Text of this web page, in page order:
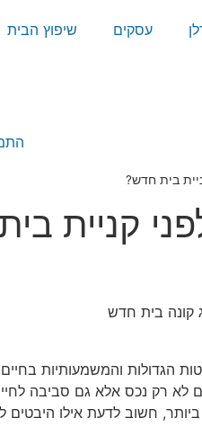
עסקים שיפוץ הבית
בית חדש?
קניית
הגדולות והמשמעותיות
לא רק נכס אלא גם סביבה
חשוב לדעת אילו היבטים